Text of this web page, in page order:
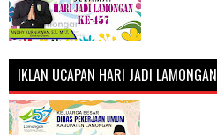
IKLAN UCAPAN HARI JADI LAMONGAN